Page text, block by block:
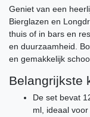
Geniet van een
Bierglazen en
thuis of in bars en
en duurzaamheid.
en gemakkelijk
Belangrijkste
De set bevat
ml, ideaal